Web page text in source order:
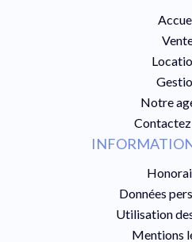
Notre
Données
Utilisation
Mentions